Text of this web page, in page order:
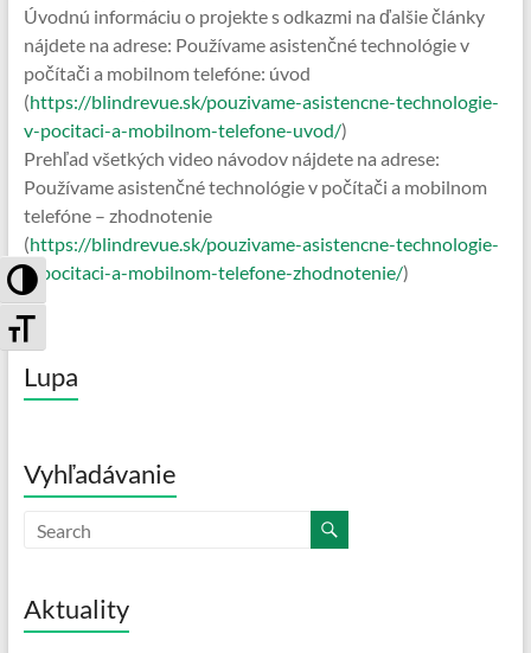
Toggle High Contrast
Toggle Font size
Úvodnú informáciu o projekte s odkazmi na ďalšie články
nájdete na adrese: Používame asistenčné technológie v
počítači a mobilnom telefóne: úvod
(https://blindrevue.sk/pouzivame-asistencne-technologie-
v-pocitaci-a-mobilnom-telefone-uvod/)
Prehľad všetkých video návodov nájdete na adrese:
Používame asistenčné technológie v počítači a mobilnom
telefóne – zhodnotenie
(https://blindrevue.sk/pouzivame-asistencne-technologie-
v-pocitaci-a-mobilnom-telefone-zhodnotenie/)
Lupa
Vyhľadávanie
Aktuality